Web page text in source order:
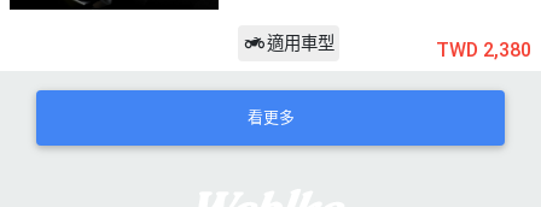
適用車型 TWD 2,380
看更多